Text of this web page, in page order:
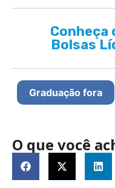
Conheça
Bolsas
Graduação fora
O que você